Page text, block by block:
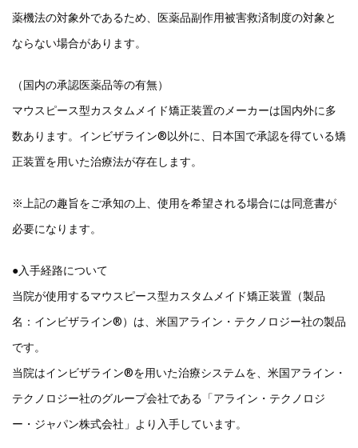
薬機法の対象外であるため、医薬品副作用被害救済制度の対象と
ならない場合があります。
（国内の承認医薬品等の有無）
マウスピース型カスタムメイド矯正装置のメーカーは国内外に多
数あります。インビザライン®以外に、日本国で承認を得ている矯
正装置を用いた治療法が存在します。
※上記の趣旨をご承知の上、使用を希望される場合には同意書が
必要になります。
●入手経路について
当院が使用するマウスピース型カスタムメイド矯正装置（製品
名：インビザライン®）は、米国アライン・テクノロジー社の製品
です。
当院はインビザライン®を用いた治療システムを、米国アライン・
テクノロジー社のグループ会社である「アライン・テクノロジ
ー・ジャパン株式会社」より入手しています。